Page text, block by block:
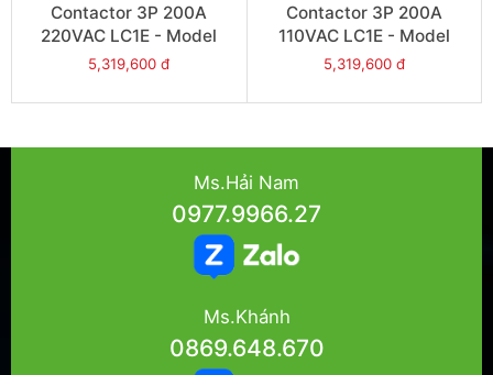
Contactor 3P 200A
220VAC LC1E - Model
LC1E200M6
5,319,600 đ
Contactor 3P 200A
110VAC LC1E - Model
LC1E200F6
5,319,600 đ
Ms.Hải Nam
0977.9966.27
Ms.Khánh
0869.648.670